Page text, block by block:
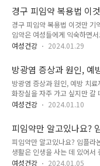
한 장점이 있습니다. 콘돔의 피
만 정확한 사용법 숙지가 안되
때가 있는데요. 사후피임약 처
니다. 사후피임약 처방 약국에
사의 처방 없이 구입이 불가능
방이 있어야만 복용이 가능하
가능합니다. 피임이 제대로 되
해도 처방전 없이 약을 받을 수
기 위해 어느 병원을 가야 하는
경구 피임약 복용법 이
먹는법
경구 피임약 복용법 이것만 기
임약은 여성들에게 익숙하면
르몬제입니다. 경구 피임약 복
방법까지 꼭 유의해서 복용해
는 거 아닌가요? 피임약 복용
후에 먹으면 되는 거 아닌가요
피임약은 입으로 먹는 피임약
때 복용하는 여성호르몬제입
는 경우가 많아졌으며, 그 외에
해, 여드름을 치료하기 위해 복
여성건강 2024.01.29
방광염 증상과 원인, 예
든것'
방광염 증상과 원인, 예방 치
화장실을 자주 가고 싶지만 갈
보기 전부터 본 후까지 불편한
생활 속 예방습관을 기르는 것
입니다. 방광염의 대표적인 증
니다. 하루 8회 이상 소변을 보
려운 절박뇨 증상 소변을 볼
참기 힘든 증상 소변 후에도 덜
여성건강 2024.01.10
피임약만 알고있나요?
피임약만 알고있나요? 임플라
생활은 인생을 사는 데 있어서
최근에는 젊은 층 분들도 많이
여성건강 2024.01.05